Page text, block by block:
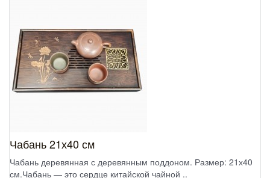
Чабань 21х40 см
Чабань деревянная с деревянным поддоном. Размер: 21х40
см.Чабань — это сердце китайской чайной ..